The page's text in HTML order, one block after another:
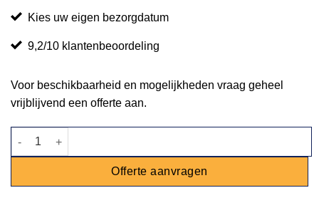
Kies uw eigen bezorgdatum
9,2/10 klantenbeoordeling
Voor beschikbaarheid en mogelijkheden vraag geheel
vrijblijvend een offerte aan.
Kroonluchter Peer 34cm aantal
Offerte aanvragen